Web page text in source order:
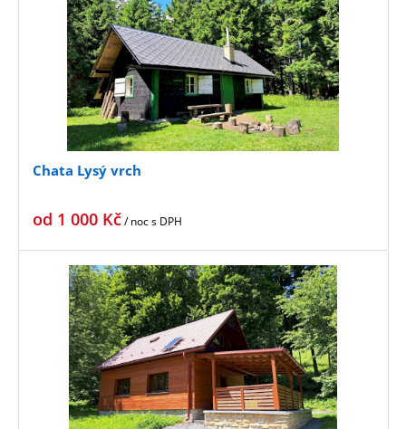
Chata Lysý vrch
od 1 000 Kč/ nocs DPH